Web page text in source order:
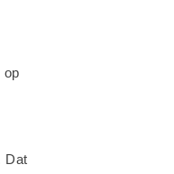
op
Dat